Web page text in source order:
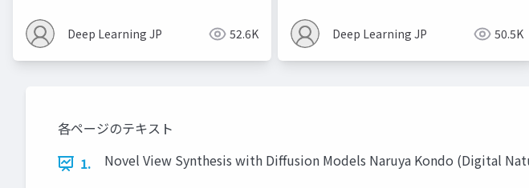
Deep Learning JP 52.6K Deep Learning JP 50.5K
各ページのテキスト
1.
Novel View Synthesis with Diffusion Models Naruya Kondo (Digital